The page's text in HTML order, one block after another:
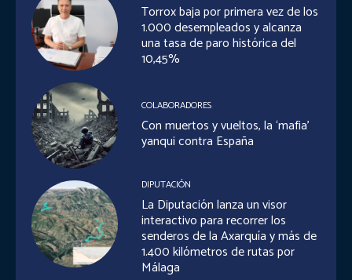
Torrox baja por primera vez de los
1.000 desempleados y alcanza
una tasa de paro histórica del
10,45%
COLABORADORES
Con muertos y vueltos, la ‘mafia’
yanqui contra España
DIPUTACIÓN
La Diputación lanza un visor
interactivo para recorrer los
senderos de la Axarquía y más de
1.400 kilómetros de rutas por
Málaga